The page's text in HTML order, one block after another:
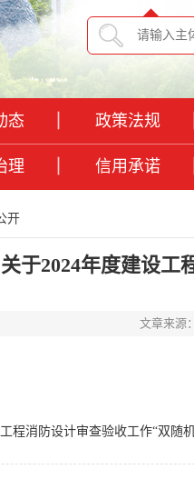
态 政策法规
理 信用承诺
开
关于2024年度建设工
文章来源
程消防设计审查验收工作“双随